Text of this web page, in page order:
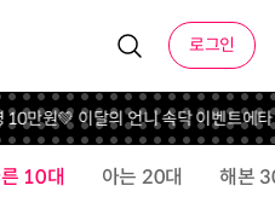
로그인
원💚 이달의 언니 속닥 이벤트에타 비
10대 아는 20대 해본